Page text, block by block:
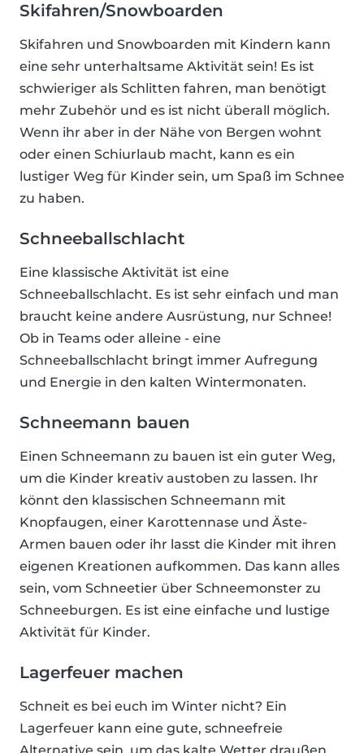
Skifahren/Snowboarden
Skifahren und Snowboarden mit Kindern kann
eine sehr unterhaltsame Aktivität sein! Es ist
schwieriger als Schlitten fahren, man benötigt
mehr Zubehör und es ist nicht überall möglich.
Wenn ihr aber in der Nähe von Bergen wohnt
oder einen Schiurlaub macht, kann es ein
lustiger Weg für Kinder sein, um Spaß im Schnee
zu haben.
Schneeballschlacht
Eine klassische Aktivität ist eine
Schneeballschlacht. Es ist sehr einfach und man
braucht keine andere Ausrüstung, nur Schnee!
Ob in Teams oder alleine - eine
Schneeballschlacht bringt immer Aufregung
und Energie in den kalten Wintermonaten.
Schneemann bauen
Einen Schneemann zu bauen ist ein guter Weg,
um die Kinder kreativ austoben zu lassen. Ihr
könnt den klassischen Schneemann mit
Knopfaugen, einer Karottennase und Äste-
Armen bauen oder ihr lasst die Kinder mit ihren
eigenen Kreationen aufkommen. Das kann alles
sein, vom Schneetier über Schneemonster zu
Schneeburgen. Es ist eine einfache und lustige
Aktivität für Kinder.
Lagerfeuer machen
Schneit es bei euch im Winter nicht? Ein
Lagerfeuer kann eine gute, schneefreie